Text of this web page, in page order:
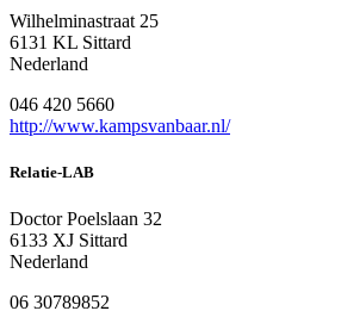
Wilhelminastraat 25
6131 KL Sittard
Nederland
046 420 5660
http://www.kampsvanbaar.nl/
Relatie-LAB
Doctor Poelslaan 32
6133 XJ Sittard
Nederland
06 30789852